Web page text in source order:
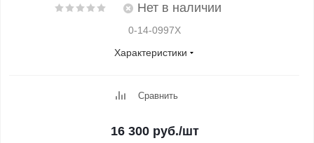
Нет в наличии
0-14-0997X
Характеристики
Сравнить
16 300руб./шт